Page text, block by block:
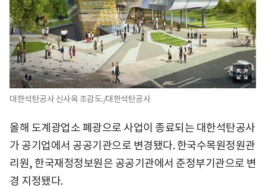
대한석탄공사 신사옥 조감도./대한석탄공사
올해 도계광업소 폐광으로 사업이 종료되는 대한석탄공사
가 공기업에서 공공기관으로 변경됐다. 한국수목원정원관
리원, 한국재정정보원은 공공기관에서 준정부기관으로 변
경 지정됐다.